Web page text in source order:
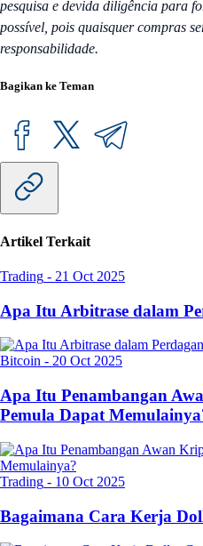
pesquisa e devida diligência para
possível, pois quaisquer compras
responsabilidade.
Bagikan ke Teman
Artikel Terkait
Trading - 21 Oct 2025
Apa Itu Arbitrase dalam
Bitcoin - 20 Oct 2025
Apa Itu Penambangan
Pemula Dapat
Trading - 10 Oct 2025
Bagaimana Cara Kerja